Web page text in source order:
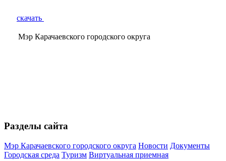
скачать
Мэр Карачаевского городского округа
Разделы сайта
Мэр Карачаевского городского округа Новости Документы
Городская среда Туризм Виртуальная приемная